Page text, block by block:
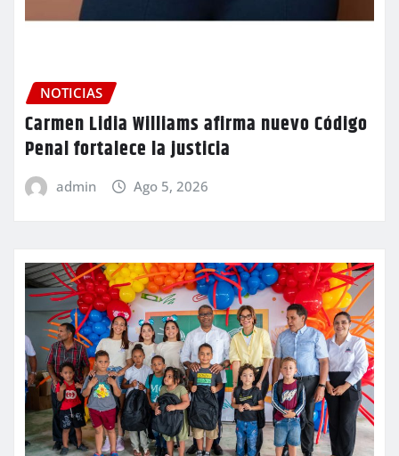
NOTICIAS
Carmen Lidia Williams afirma nuevo Código
Penal fortalece la justicia
admin Ago 5, 2026